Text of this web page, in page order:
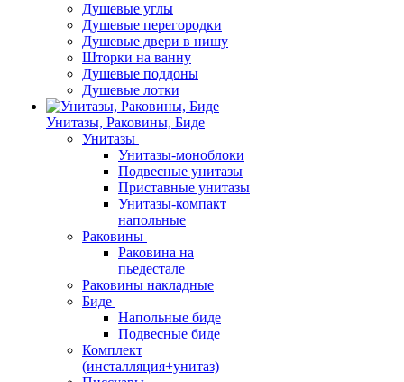
Душевые углы
Душевые перегородки
Душевые двери в нишу
Шторки на ванну
Душевые поддоны
Душевые лотки
Унитазы, Раковины, Биде
Унитазы
Унитазы-моноблоки
Подвесные унитазы
Приставные унитазы
Унитазы-компакт
напольные
Раковины
Раковина на
пьедестале
Раковины накладные
Биде
Напольные биде
Подвесные биде
Комплект
(инсталляция+унитаз)